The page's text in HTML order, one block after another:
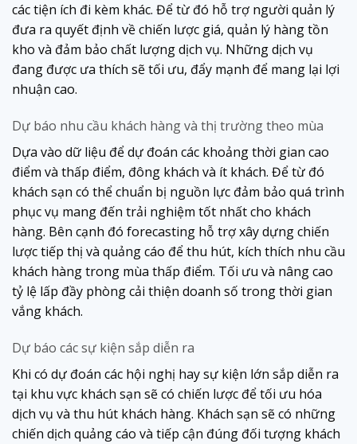
các tiện ích đi kèm khác. Để từ đó hỗ trợ người quản lý
đưa ra quyết định về chiến lược giá, quản lý hàng tồn
kho và đảm bảo chất lượng dịch vụ. Những dịch vụ
đang được ưa thích sẽ tối ưu, đẩy mạnh để mang lại lợi
nhuận cao.
Dự báo nhu cầu khách hàng và thị trường theo mùa
Dựa vào dữ liệu để dự đoán các khoảng thời gian cao
điểm và thấp điểm, đông khách và ít khách. Để từ đó
khách sạn có thể chuẩn bị nguồn lực đảm bảo quá trình
phục vụ mang đến trải nghiệm tốt nhất cho khách
hàng. Bên cạnh đó forecasting hỗ trợ xây dựng chiến
lược tiếp thị và quảng cáo để thu hút, kích thích nhu cầu
khách hàng trong mùa thấp điểm. Tối ưu và nâng cao
tỷ lệ lấp đầy phòng cải thiện doanh số trong thời gian
vắng khách.
Dự báo các sự kiện sắp diễn ra
Khi có dự đoán các hội nghị hay sự kiện lớn sắp diễn ra
tại khu vực khách sạn sẽ có chiến lược để tối ưu hóa
dịch vụ và thu hút khách hàng. Khách sạn sẽ có những
chiến dịch quảng cáo và tiếp cận đúng đối tượng khách